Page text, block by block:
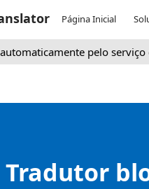
Página Inicial
pelo